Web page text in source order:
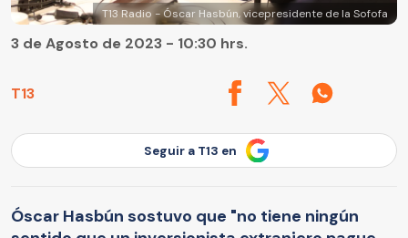
T13 Radio - Óscar Hasbún, vicepresidente de la Sofofa
T13
3 de Agosto de 2023 - 10:30 hrs.
Seguir a T13 en
Óscar Hasbún sostuvo que "no tiene ningún